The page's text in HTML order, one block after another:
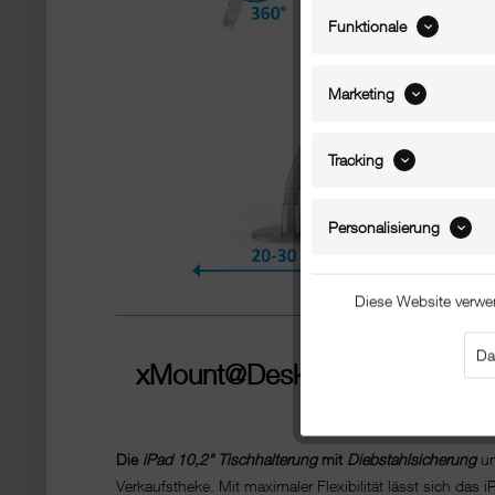
xMount@Desk Secure
-
Die iPad 10,2" Tischhalterungmit Diebstahlsicherung
Verkaufstheke. Mit maximaler Flexibilität lässt sich das
Funktionale
Marketing
Tracking
Personalisierung
Diese Website